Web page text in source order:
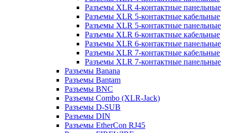
Разъемы XLR 4-контактные панельные
Разъемы XLR 5-контактные кабельные
Разъемы XLR 5-контактные панельные
Разъемы XLR 6-контактные кабельные
Разъемы XLR 6-контактные панельные
Разъемы XLR 7-контактные кабельные
Разъемы XLR 7-контактные панельные
Разъемы Banana
Разъемы Bantam
Разъемы BNC
Разъемы Combo (XLR-Jack)
Разъемы D-SUB
Разъемы DIN
Разъемы EtherCon RJ45